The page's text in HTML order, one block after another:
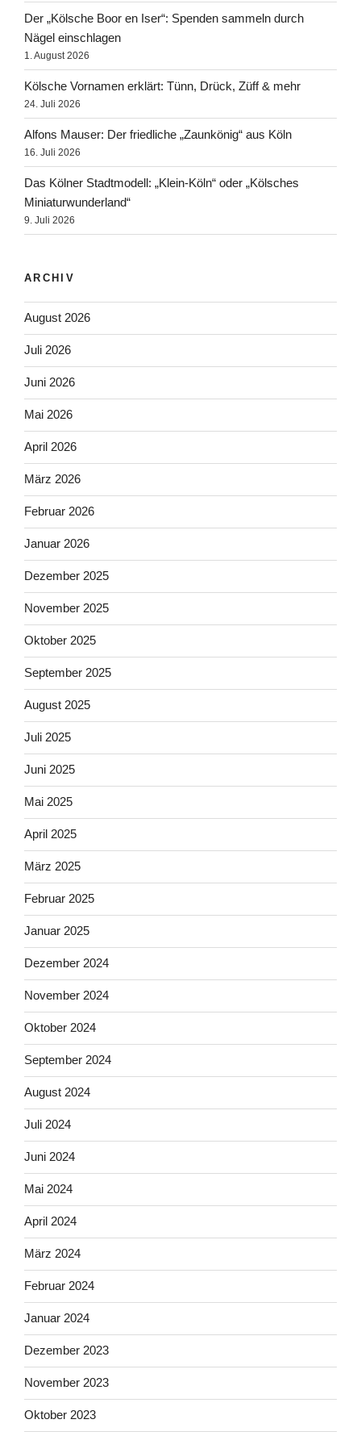
Der „Kölsche Boor en Iser“: Spenden sammeln durch
Nägel einschlagen
1. August 2026
Kölsche Vornamen erklärt: Tünn, Drück, Züff & mehr
24. Juli 2026
Alfons Mauser: Der friedliche „Zaunkönig“ aus Köln
16. Juli 2026
Das Kölner Stadtmodell: „Klein-Köln“ oder „Kölsches
Miniaturwunderland“
9. Juli 2026
ARCHIV
August 2026
Juli 2026
Juni 2026
Mai 2026
April 2026
März 2026
Februar 2026
Januar 2026
Dezember 2025
November 2025
Oktober 2025
September 2025
August 2025
Juli 2025
Juni 2025
Mai 2025
April 2025
März 2025
Februar 2025
Januar 2025
Dezember 2024
November 2024
Oktober 2024
September 2024
August 2024
Juli 2024
Juni 2024
Mai 2024
April 2024
März 2024
Februar 2024
Januar 2024
Dezember 2023
November 2023
Oktober 2023